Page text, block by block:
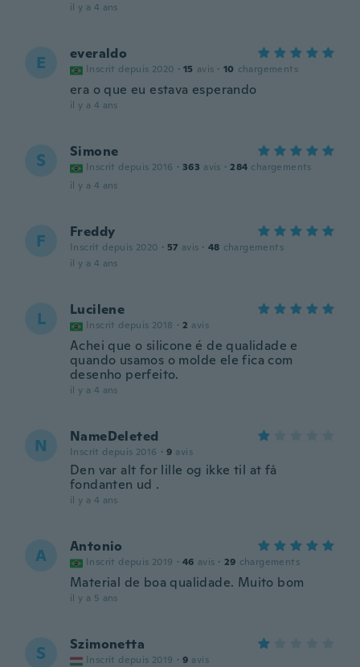
il y a 4 ans
E everaldo
Inscrit depuis 2020 · 15 avis · 10 chargements
era o que eu estava esperando
il y a 4 ans
S Simone
Inscrit depuis 2016 · 363 avis · 284 chargements
il y a 4 ans
F Freddy
Inscrit depuis 2020 · 57 avis · 48 chargements
il y a 4 ans
L Lucilene
Inscrit depuis 2018 · 2 avis
Achei que o silicone é de qualidade e
quando usamos o molde ele fica com
desenho perfeito.
il y a 4 ans
N NameDeleted
Inscrit depuis 2016 · 9 avis
Den var alt for lille og ikke til at få
fondanten ud .
il y a 4 ans
A Antonio
Inscrit depuis 2019 · 46 avis · 29 chargements
Material de boa qualidade. Muito bom
il y a 5 ans
S Szimonetta
Inscrit depuis 2019 · 9 avis